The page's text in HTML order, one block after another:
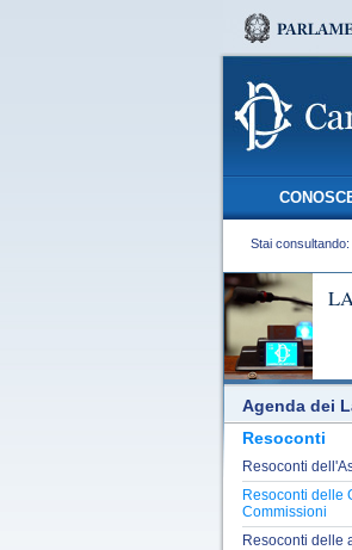
Stai consultando:
Agenda dei
Resoconti
Resoconti
Resoconti delle
Commissioni
Resoconti delle